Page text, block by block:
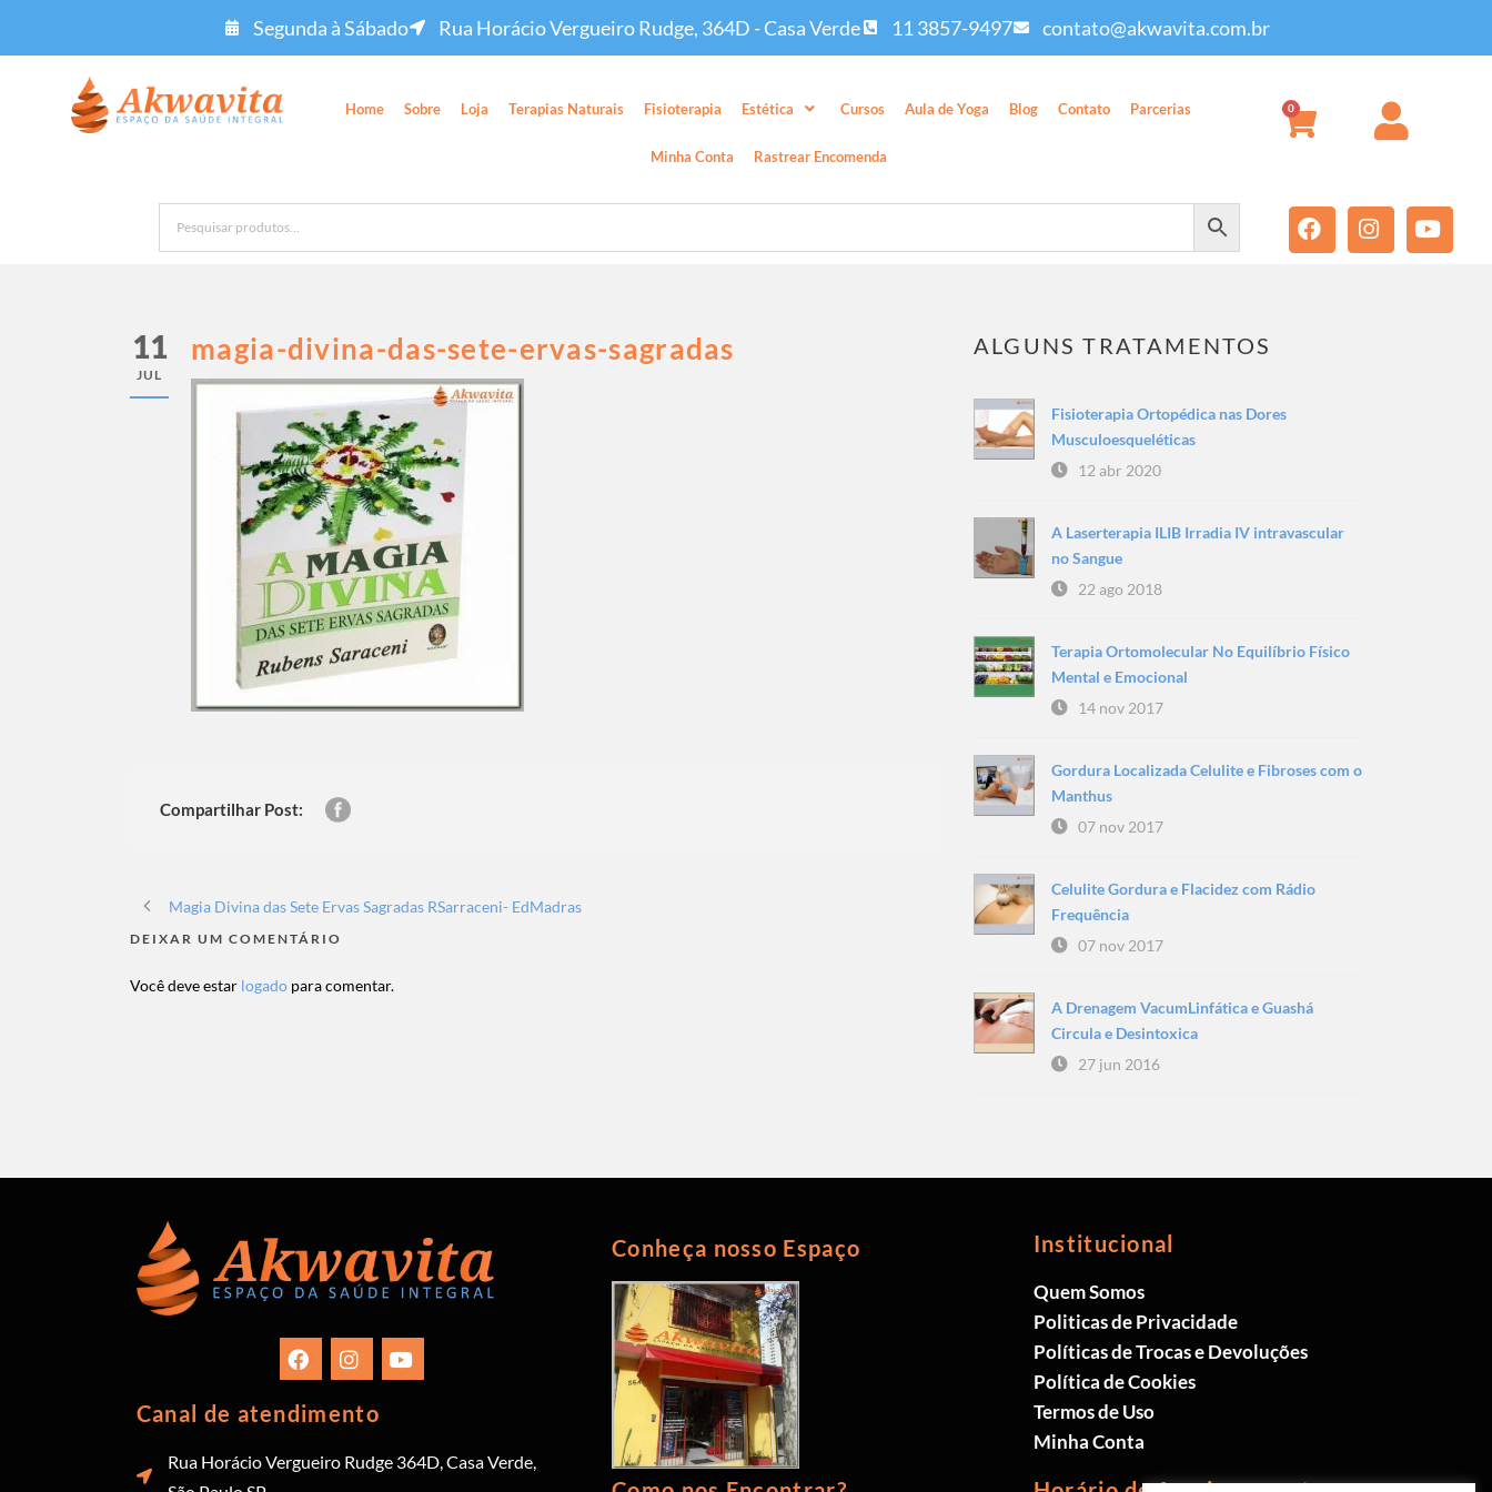
Segunda à Sábado Rua Horácio Vergueiro Rudge, 364D - Casa Verde 11 3857-9497 contato@akwavita.com.br
Home Sobre Loja Terapias Naturais Fisioterapia Estética Cursos Aula de Yoga Blog Contato Parcerias
Minha Conta Rastrear Encomenda
0
11
JUL
magia-divina-das-sete-ervas-sagradas
Compartilhar Post:
Magia Divina das Sete Ervas Sagradas RSarraceni- EdMadras
DEIXAR UM COMENTÁRIO
Você deve estar logado para comentar.
ALGUNS TRATAMENTOS
Fisioterapia Ortopédica nas Dores
Musculoesqueléticas
12 abr 2020
A Laserterapia ILIB Irradia IV intravascular
no Sangue
22 ago 2018
Terapia Ortomolecular No Equilíbrio Físico
Mental e Emocional
14 nov 2017
Gordura Localizada Celulite e Fibroses com o
Manthus
07 nov 2017
Celulite Gordura e Flacidez com Rádio
Frequência
07 nov 2017
A Drenagem VacumLinfática e Guashá
Circula e Desintoxica
27 jun 2016
Canal de atendimento
Rua Horácio Vergueiro Rudge 364D, Casa Verde,
Conheça nosso Espaço Institucional
Quem Somos
Politicas de Privacidade
Políticas de Trocas e Devoluções
Política de Cookies
Termos de Uso
Minha Conta